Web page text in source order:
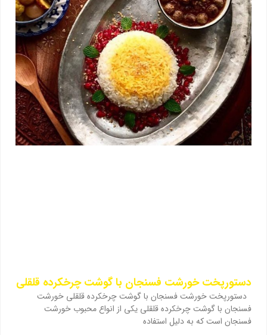
دستورپخت خورشت فسنجان با گوشت چرخکرده قلقلی
دستورپخت خورشت فسنجان با گوشت چرخکرده قلقلی خورشت
فسنجان با گوشت چرخکرده قلقلی یکی از انواع محبوب خورشت
فسنجان است که به دلیل استفاده